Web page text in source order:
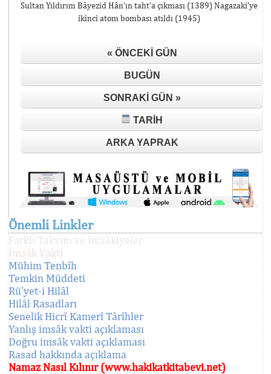
Sultan Yıldırım Bâyezid Hân’ın taht’a çıkması (1389) Nagazaki’ye
ikinci atom bombası atıldı (1945)
« ÖNCEKI GÜN
BUGÜN
SONRAKI GÜN »
TARIH
ARKA YAPRAK
Önemli Linkler
Farklı Takvim ve İmsâkiyeler
İmsâk Vakti
Mühim Tenbîh
Temkin Müddeti
Rü'yet-i Hilâl
Hilâl Rasadları
Senelik Hicrî Kamerî Târîhler
Yanlış imsâk vakti açıklaması
Doğru imsâk vakti açıklaması
Rasad hakkında açıklama
Namaz Nasıl Kılınır (www.hakikatkitabevi.net)